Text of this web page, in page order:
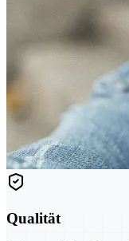
Qualität